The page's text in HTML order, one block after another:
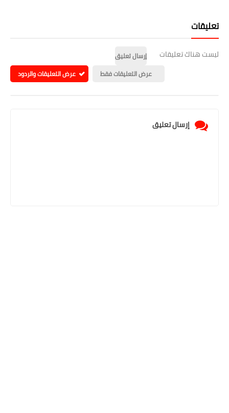
تعليقات
ليست هناك تعليقات
إرسال تعليق
عرض التعليقات فقط
عرض التعليقات والردود
إرسال تعليق